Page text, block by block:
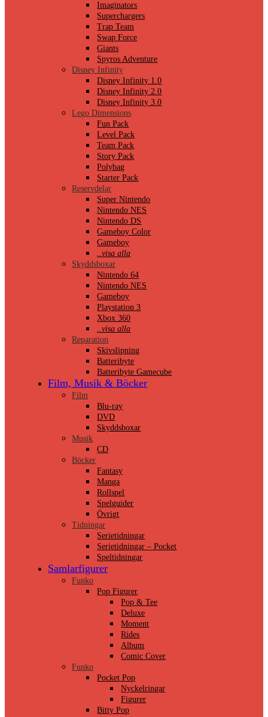
Imaginators
Superchargers
Trap Team
Swap Force
Giants
Spyros Adventure
Disney Infinity
Disney Infinity 1.0
Disney Infinity 2.0
Disney Infinity 3.0
Lego Dimensions
Fun Pack
Level Pack
Team Pack
Story Pack
Polybag
Starter Pack
Reservdelar
Super Nintendo
Nintendo NES
Nintendo DS
Gameboy Color
Gameboy
..visa alla
Skyddsboxar
Nintendo 64
Nintendo NES
Gameboy
Playstation 3
Xbox 360
..visa alla
Reparation
Skivslipning
Batteribyte
Batteribyte Gamecube
Film, Musik & Böcker
Film
Blu-ray
DVD
Skyddsboxar
Musik
CD
Böcker
Fantasy
Manga
Rollspel
Spelguider
Övrigt
Tidningar
Serietidningar
Serietidningar – Pocket
Speltidningar
Samlarfigurer
Funko
Pop Figurer
Pop & Tee
Deluxe
Moment
Rides
Album
Comic Cover
Funko
Pocket Pop
Nyckelringar
Figurer
Bitty Pop